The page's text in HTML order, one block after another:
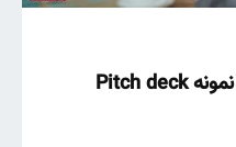
Pitch deck چیست ؟ یک نمونه Pitch deck